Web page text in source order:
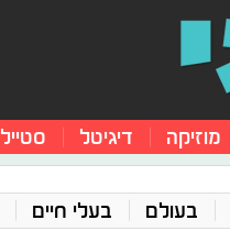
מוזיקה דיגיטל סטייל
בעולם בעלי חיים